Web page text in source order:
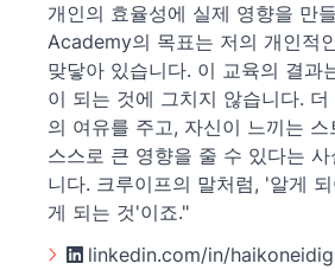
개인의 효율성에 실제 영향을 만
Academy의 목표는 저의 개인적
맞닿아 있습니다. 이 교육의 결과
이 되는 것에 그치지 않습니다.
의 여유를 주고, 자신이 느끼는
스스로 큰 영향을 줄 수 있다는
니다. 크루이프의 말처럼, '알게
게 되는 것'이죠."
linkedin.com/in/haikoneidig